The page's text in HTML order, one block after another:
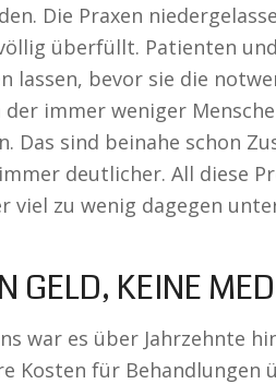
Die Praxen
überfüllt. Patienten
lassen, bevor sie die
der immer weniger
Das sind beinahe schon
deutlicher. All diese
viel zu wenig dagegen
GELD, KEINE
war es über Jahrzehnte
Kosten für Behandlungen